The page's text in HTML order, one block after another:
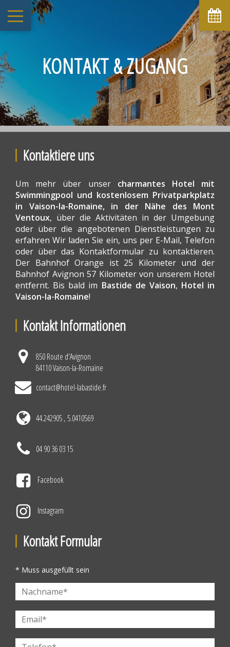
KONTAKT & ZUGANG
Kontaktiere uns
Um mehr über unser charmantes Hotel mit
Swimmingpool und kostenlosem Privatparkplatz
in Vaison-la-Romaine, in der Nähe des Mont
Ventoux, über die Aktivitäten in der Umgebung
oder über die angebotenen Dienstleistungen zu
erfahren Wir laden Sie ein, uns per E-Mail, Telefon
oder über das Kontaktformular zu kontaktieren.
Der Bahnhof Orange ist 25 Kilometer und der
Bahnhof Avignon 57 Kilometer von unserem Hotel
entfernt. Bis bald im Bastide de Vaison, Hotel in
Vaison-la-Romaine!
Kontakt Informationen
850 Route d'Avignon
84110 Vaison-la-Romaine
contact@hotel-labastide.fr
44.242905 , 5.0410569
04 90 36 03 15
Facebook
Instagram
Kontakt Formular
* Muss ausgefüllt sein
Mo Di
-
3 5
-
6
- -
8
-
9
-
14
-
15
-
16
-
17
-
18
-
19 20
-
21
-
22
-
23
-
24 25 26 27 28 29 30
Ab
-
Offizielle Website
Bestpreis-Garantie